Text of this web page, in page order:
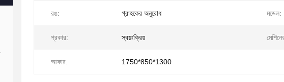
রঙ: গ্রাহকের অনুরোধ মডেল:
প্রকার: স্বয়ংক্রিয়
আকার: 1750*850*1300